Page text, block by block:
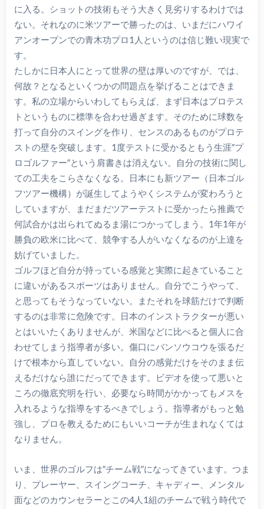
に入る。ショットの技術もそう大きく見劣りするわけでは
ない。それなのに米ツアーで勝ったのは、いまだにハワイ
アンオープンでの青木功プロ1人というのは信じ難い現実で
す。
たしかに日本人にとって世界の壁は厚いのですが、では、
何故？となるといくつかの問題点を挙げることはできま
す。私の立場からいわしてもらえば、まず日本はプロテス
トというものに標準を合わせ過ぎます。そのために球数を
打って自分のスイングを作り、センスのあるものがプロテ
ストの壁を突破します。1度テストに受かるともう生涯″プ
ロゴルファー″という肩書きは消えない。自分の技術に関し
ての工夫をこらさなくなる。日本にも新ツアー（日本ゴル
フツアー機構）が誕生してようやくシステムが変わろうと
していますが、まだまだツアーテストに受かったら推薦で
何試合かは出られてぬるま湯につかってしまう。1年1年が
勝負の欧米に比べて、競争する人がいなくなるのが上達を
妨げていました。
ゴルフほど自分が持っている感覚と実際に起きていること
に違いがあるスポーツはありません。自分でこうやって、
と思ってもそうなっていない。またそれを球筋だけで判断
するのは非常に危険です。日本のインストラクターが悪い
とはいいたくありませんが、米国などに比べると個人に合
わせてしまう指導者が多い。傷口にバンソウコウを張るだ
けで根本から直していない。自分の感覚だけをそのまま伝
えるだけなら誰にだってできます。ビデオを使って悪いと
ころの徹底究明を行い、必要なら時間がかかってもメスを
入れるような指導をするべきでしょう。指導者がもっと勉
強し、プロを教えるためにもいいコーチが生まれなくては
なりません。
いま、世界のゴルフは″チーム戦″になってきています。つま
り、プレーヤー、スイングコーチ、キャディー、メンタル
面などのカウンセラーとこの4人1組のチームで戦う時代で